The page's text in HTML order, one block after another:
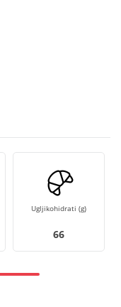
Ugljikohidrati (g)
66